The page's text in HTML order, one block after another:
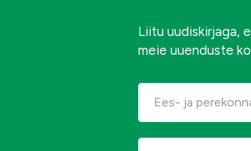
Liitu uudiskirjaga,
meie uuenduste